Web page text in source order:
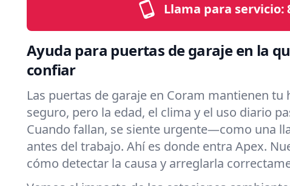
Llama para servicio:
Ayuda para puertas de garaje en la
confiar
Las puertas de garaje en Coram mantienen tu
seguro, pero la edad, el clima y el uso diario
Cuando fallan, se siente urgente—como una
antes del trabajo. Ahí es donde entra Apex.
cómo detectar la causa y arreglarla